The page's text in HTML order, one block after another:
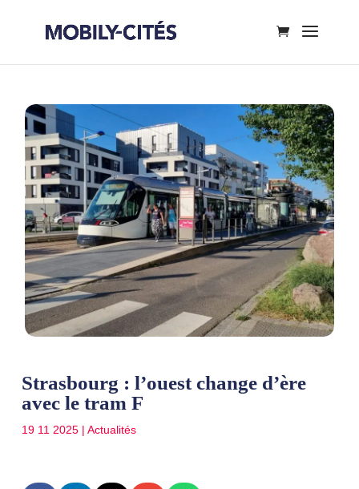
Strasbourg : l’ouest change d’ère
avec le tram F
19 11 2025| Actualités